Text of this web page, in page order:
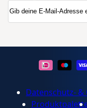
Newsletter
Datenschutz- &